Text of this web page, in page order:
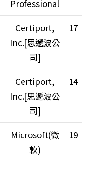
Professional
Certiport,
Inc.[思遞波公
司]
17
Certiport,
Inc.[思遞波公
司]
14
Microsoft(微
軟)
19